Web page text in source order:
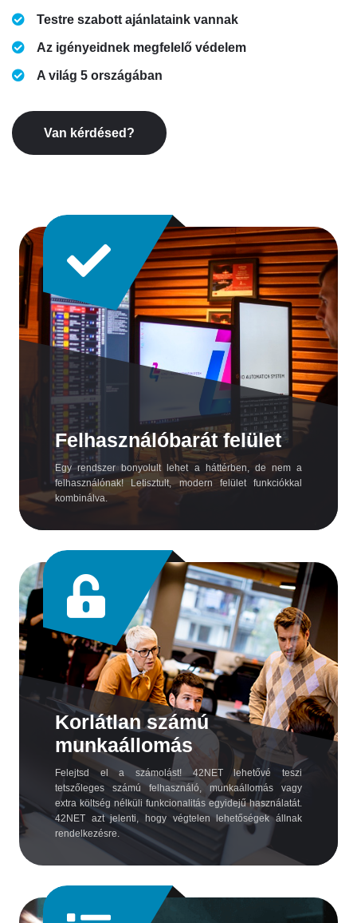
Testre szabott ajánlataink vannak
Az igényeidnek megfelelő védelem
A világ 5 országában
Van kérdésed?
Felhasználóbarát felület
Egy rendszer bonyolult lehet a háttérben, de nem a
felhasználónak! Letisztult, modern felület funkciókkal
kombinálva.
Korlátlan számú
munkaállomás
Felejtsd el a számolást! 42NET lehetővé teszi
tetszőleges számú felhasználó, munkaállomás vagy
extra költség nélküli funkcionalitás egyidejű használatát.
42NET azt jelenti, hogy végtelen lehetőségek állnak
rendelkezésre.